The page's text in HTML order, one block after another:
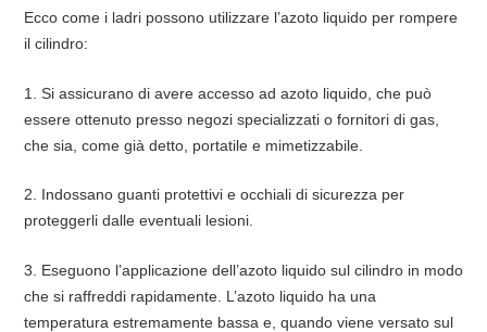
Ecco come i ladri possono utilizzare l’azoto liquido per rompere
il cilindro:
1. Si assicurano di avere accesso ad azoto liquido, che può
essere ottenuto presso negozi specializzati o fornitori di gas,
che sia, come già detto, portatile e mimetizzabile.
2. Indossano guanti protettivi e occhiali di sicurezza per
proteggerli dalle eventuali lesioni.
3. Eseguono l’applicazione dell’azoto liquido sul cilindro in modo
che si raffreddi rapidamente. L’azoto liquido ha una
temperatura estremamente bassa e, quando viene versato sul